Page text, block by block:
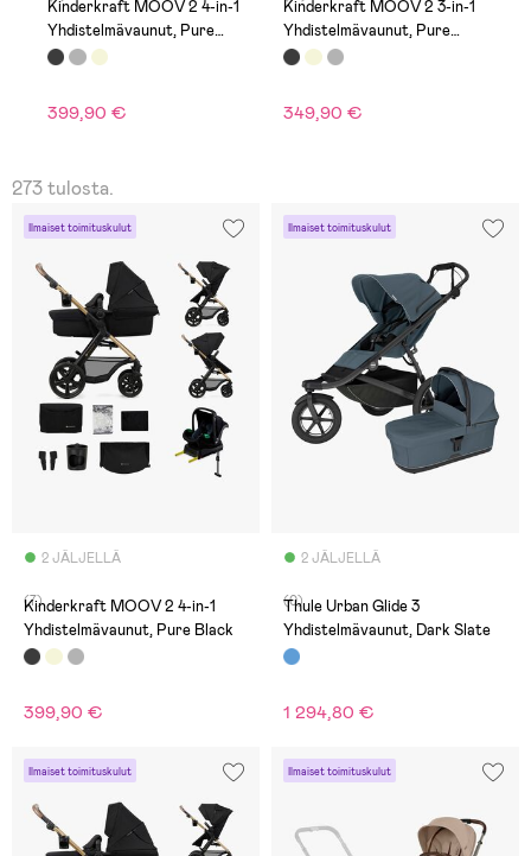
Kinderkraft MOOV 2 4-in-1
Yhdistelmävaunut, Pure
Black
399,90 €
Kinderkraft MOOV 2 3-in-1
Yhdistelmävaunut, Pure
Black
349,90 €
273 tulosta.
Ilmaiset toimituskulut
2 JÄLJELLÄ
(7)
Kinderkraft MOOV 2 4-in-1
Yhdistelmävaunut, Pure Black
399,90 €
Ilmaiset toimituskulut
2 JÄLJELLÄ
(0)
Thule Urban Glide 3
Yhdistelmävaunut, Dark Slate
1 294,80 €
Ilmaiset toimituskulut Ilmaiset toimituskulut